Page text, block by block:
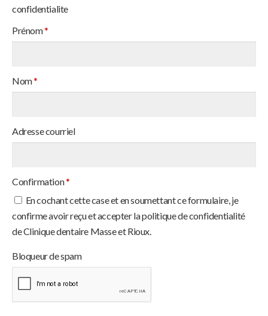
confidentialite
Prénom*
Nom*
Adresse courriel
Confirmation*
En cochant cette case et en soumettant ce formulaire, je
confirme avoir reçu et accepter la politique de confidentialité
de Clinique dentaire Masse et Rioux.
Bloqueur de spam